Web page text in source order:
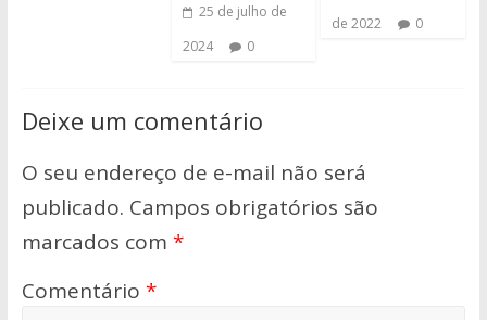
25 de julho de
2024
0
de 2022
0
Deixe um comentário
O seu endereço de e-mail não será
publicado. Campos obrigatórios são
marcados com *
Comentário *